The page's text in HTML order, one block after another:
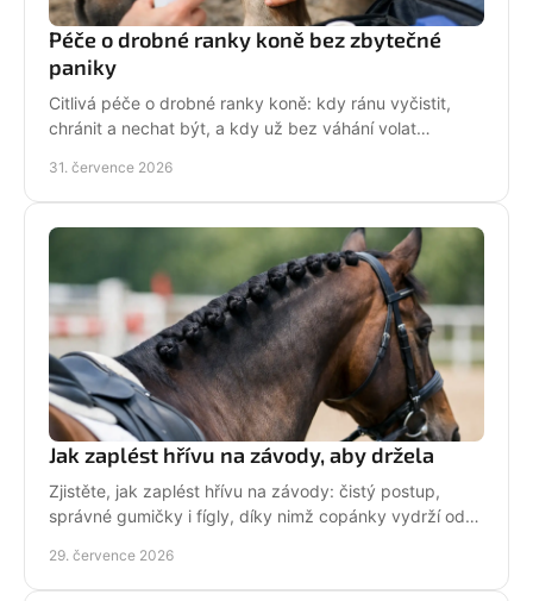
Péče o drobné ranky koně bez zbytečné
paniky
Citlivá péče o drobné ranky koně: kdy ránu vyčistit,
chránit a nechat být, a kdy už bez váhání volat
31. července 2026
Jak zaplést hřívu na závody, aby držela
Zjistěte, jak zaplést hřívu na závody: čistý postup,
správné gumičky i fígly, díky nimž copánky vydrží od
29. července 2026